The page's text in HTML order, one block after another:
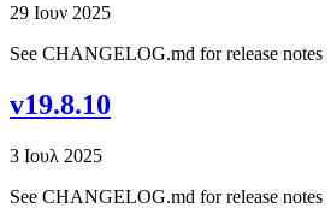
29 Ιουν 2025
See CHANGELOG.md for release notes
v19.8.10
3 Ιουλ 2025
See CHANGELOG.md for release notes